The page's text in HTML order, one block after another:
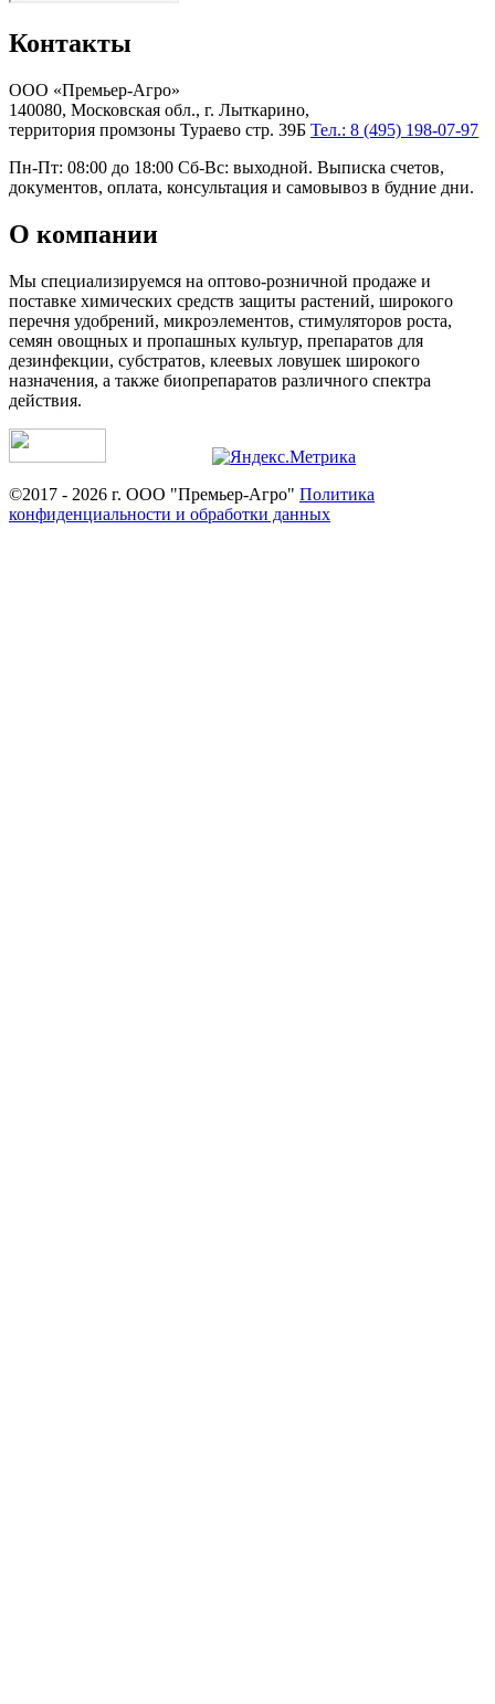
Контакты
ООО «Премьер-Агро»
140080, Московская обл., г. Лыткарино,
территория промзоны Тураево стр. 39Б Тел.: 8 (495) 198-07-97
Пн-Пт: 08:00 до 18:00 Сб-Вс: выходной. Выписка счетов,
документов, оплата, консультация и самовывоз в будние дни.
О компании
Мы специализируемся на оптово-розничной продаже и
поставке химических средств защиты растений, широкого
перечня удобрений, микроэлементов, стимуляторов роста,
семян овощных и пропашных культур, препаратов для
дезинфекции, субстратов, клеевых ловушек широкого
назначения, а также биопрепаратов различного спектра
действия.
©2017 - 2026 г. ООО "Премьер-Агро" Политика
конфиденциальности и обработки данных